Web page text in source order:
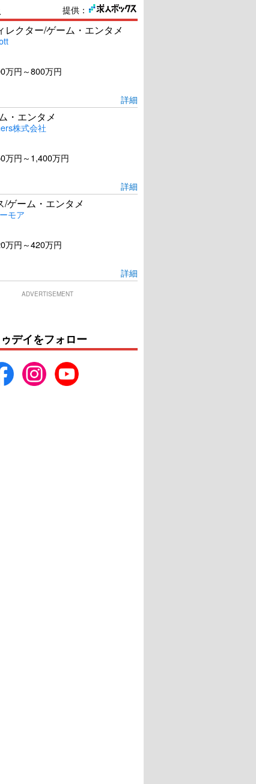
提供：
レクター/ゲーム・エンタメ
万円～800万円
詳細
・エンタメ
株式会社
万円～1,400万円
詳細
/ゲーム・エンタメ
モア
万円～420万円
詳細
ADVERTISEMENT
デイをフォロー